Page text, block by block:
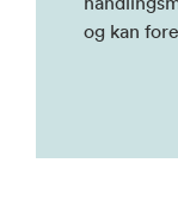
og kan